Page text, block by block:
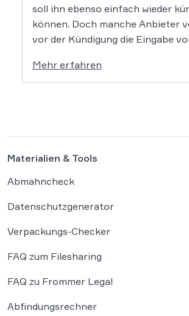
soll ihn ebenso einfach wieder
können. Doch manche Anbieter
vor der Kündigung die Eingabe
Daten. Der Bundesgerichtshof
zwei Grundsatzverfahren, ob
Mehr erfahren
Materialien & Tools
Abmahncheck
Datenschutzgenerator
Verpackungs-Checker
FAQ zum Filesharing
FAQ zu Frommer Legal
Abfindungsrechner